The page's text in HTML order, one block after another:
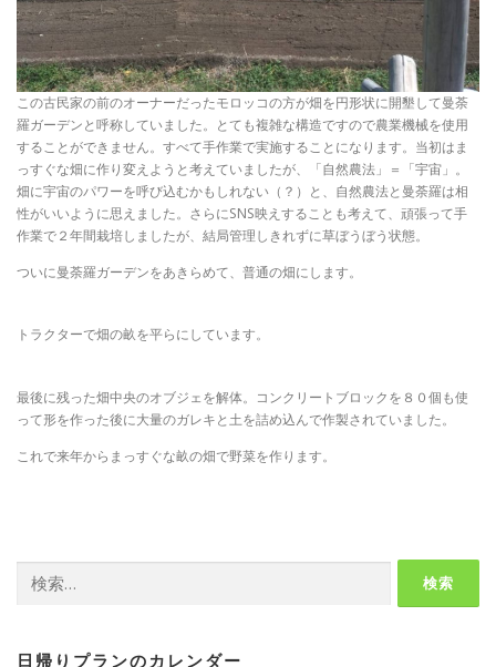
この古民家の前のオーナーだったモロッコの方が畑を円形状に開墾して曼荼
羅ガーデンと呼称していました。とても複雑な構造ですので農業機械を使用
することができません。すべて手作業で実施することになります。当初はま
っすぐな畑に作り変えようと考えていましたが、「自然農法」＝「宇宙」。
畑に宇宙のパワーを呼び込むかもしれない（？）と、自然農法と曼荼羅は相
性がいいように思えました。さらにSNS映えすることも考えて、頑張って手
作業で２年間栽培しましたが、結局管理しきれずに草ぼうぼう状態。
ついに曼荼羅ガーデンをあきらめて、普通の畑にします。
トラクターで畑の畝を平らにしています。
最後に残った畑中央のオブジェを解体。コンクリートブロックを８０個も使
って形を作った後に大量のガレキと土を詰め込んで作製されていました。
これで来年からまっすぐな畝の畑で野菜を作ります。
索:
日帰りプランのカレンダー